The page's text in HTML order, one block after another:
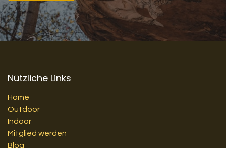
Nützliche Links
Home
Outdoor
Indoor
Mitglied werden
Blog